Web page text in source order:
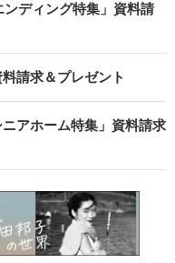
ディング特集」資料請
請求＆プレゼント
アホーム特集」資料請求